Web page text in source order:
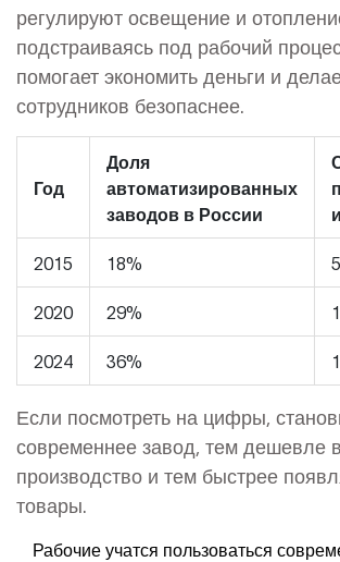
регулируют освещение и
подстраиваясь под рабочий
помогает экономить деньги и
сотрудников безопаснее.
Год
Доля
автоматизированных
заводов в России
2015 18%
2020 29%
2024 36%
Если посмотреть на цифры,
современнее завод, тем дешевле
производство и тем быстрее
товары.
Рабочие учатся пользоваться